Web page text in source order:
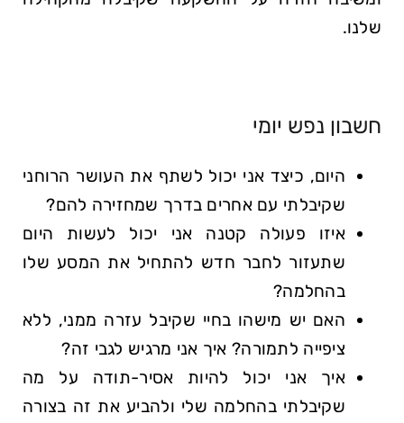
שלנו.
חשבון נפש יומי
היום, כיצד אני יכול לשתף את העושר הרוחני
שקיבלתי עם אחרים בדרך שמחזירה להם?
איזו פעולה קטנה אני יכול לעשות היום
שתעזור לחבר חדש להתחיל את המסע שלו
בהחלמה?
האם יש מישהו בחיי שקיבל עזרה ממני, ללא
ציפייה לתמורה? איך אני מרגיש לגבי זה?
איך אני יכול להיות אסיר-תודה על מה
שקיבלתי בהחלמה שלי ולהביע את זה בצורה